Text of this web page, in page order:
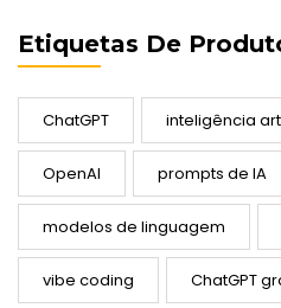
Etiquetas De
ChatGPT inteligência
OpenAI prompts de IA
modelos de linguagem
vibe coding ChatGPT